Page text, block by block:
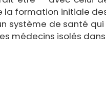
la formation initiale
système de santé
médecins isolés